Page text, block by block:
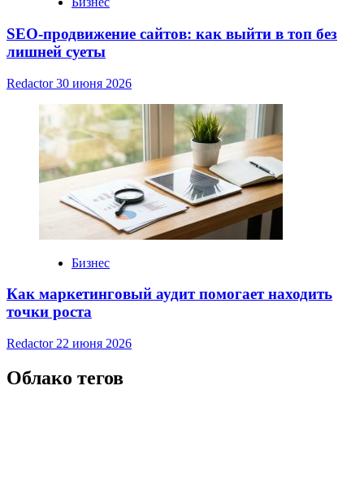
SEO-продвижение сайтов: как выйти в топ без
лишней суеты
Redactor30 июня 2026
Бизнес
Как маркетинговый аудит помогает находить
точки роста
Redactor 22 июня 2026
Облако тегов